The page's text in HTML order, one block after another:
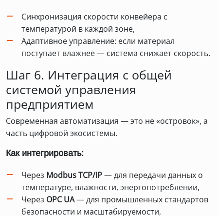
Синхронизация скорости конвейера с
температурой в каждой зоне,
Адаптивное управление: если материал
поступает влажнее — система снижает скорость.
Шаг 6. Интеграция с общей
системой управления
предприятием
Современная автоматизация — это не «островок», а
часть цифровой экосистемы.
Как интегрировать:
Через Modbus TCP/IP— для передачи данных о
температуре, влажности, энергопотреблении,
Через OPC UA— для промышленных стандартов
безопасности и масштабируемости,